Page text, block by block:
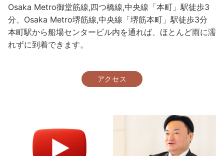
Osaka Metro御堂筋線,四つ橋線,中央線「本町」駅徒歩3
分、Osaka Metro堺筋線,中央線「堺筋本町」駅徒歩3分
本町駅から船場センタービル内を通れば、ほとんど雨に濡
れずに到着できます。
アクセス